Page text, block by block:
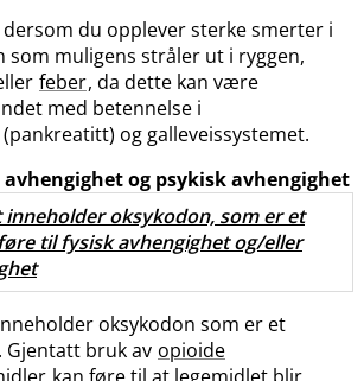
du opplever sterke smerter i
som muligens stråler ut i ryggen,
feber, da dette kan være
med betennelse i
og galleveissystemet.
og psykisk avhengighet
inneholder oksykodon, som er et
til fysisk avhengighetog​/​eller
oksykodon som er et
Gjentatt bruk av opioide